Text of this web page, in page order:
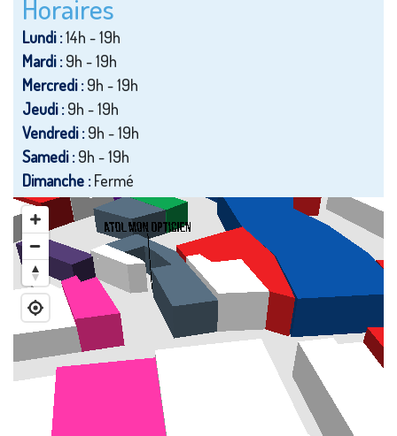
Horaires
Lundi :14h - 19h
Mardi :9h - 19h
Mercredi :9h - 19h
Jeudi :9h - 19h
Vendredi :9h - 19h
Samedi :9h - 19h
Dimanche :Fermé